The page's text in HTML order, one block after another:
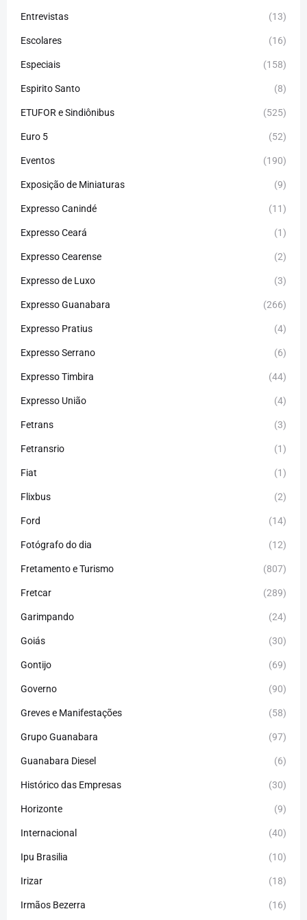
Entrevistas (13)
Escolares (16)
Especiais (158)
Espirito Santo (8)
ETUFOR e Sindiônibus (525)
Euro 5 (52)
Eventos (190)
Exposição de Miniaturas (9)
Expresso Canindé (11)
Expresso Ceará (1)
Expresso Cearense (2)
Expresso de Luxo (3)
Expresso Guanabara (266)
Expresso Pratius (4)
Expresso Serrano (6)
Expresso Timbira (44)
Expresso União (4)
Fetrans (3)
Fetransrio (1)
Fiat (1)
Flixbus (2)
Ford (14)
Fotógrafo do dia (12)
Fretamento e Turismo (807)
Fretcar (289)
Garimpando (24)
Goiás (30)
Gontijo (69)
Governo (90)
Greves e Manifestações (58)
Grupo Guanabara (97)
Guanabara Diesel (6)
Histórico das Empresas (30)
Horizonte (9)
Internacional (40)
Ipu Brasilia (10)
Irizar (18)
Irmãos Bezerra (16)